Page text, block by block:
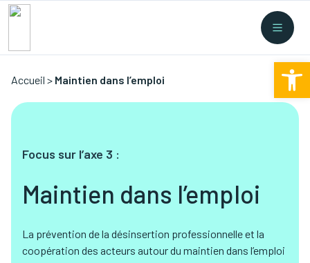
Collectes Nouvelles législations/
Accueil > Maintien dans l’emploi
Focus sur l’axe 3 :
Maintien dans l’emploi
La prévention de la désinsertion professionnelle et la
coopération des acteurs autour du maintien dans l’emploi